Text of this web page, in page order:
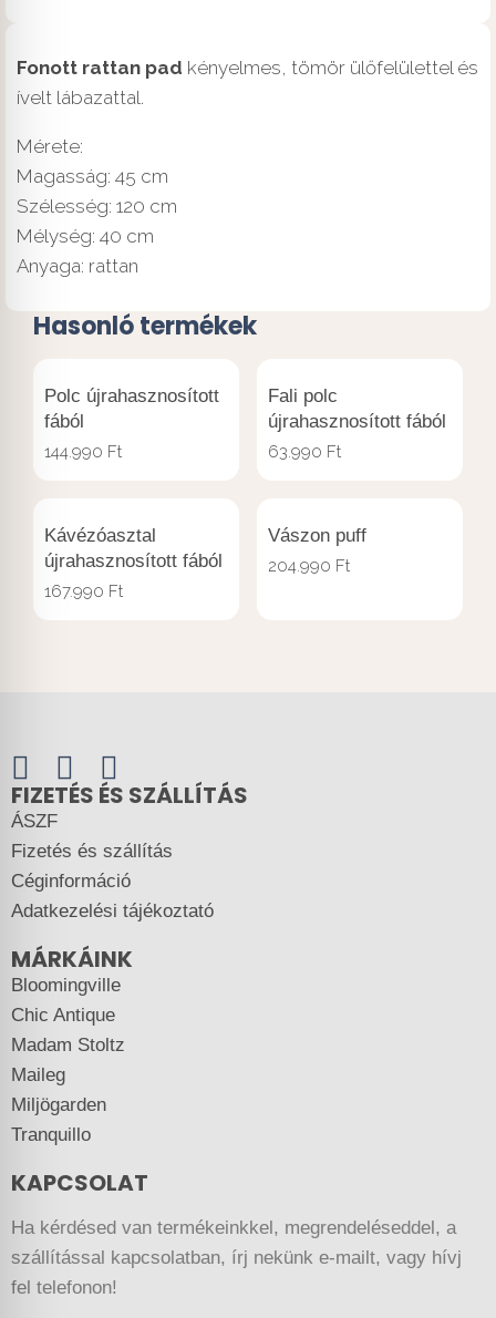
Fonott rattan pad kényelmes, tömör ülőfelülettel és
ívelt lábazattal.
Mérete:
Magasság: 45 cm
Szélesség: 120 cm
Mélység: 40 cm
Anyaga: rattan
Hasonló termékek
Polc újrahasznosított
fából
144.990 Ft
Fali polc
újrahasznosított fából
63.990 Ft
Kávézóasztal
újrahasznosított fából
167.990 Ft
Vászon puff
204.990 Ft
FIZETÉS ÉS SZÁLLÍTÁS
ÁSZF
Fizetés és szállítás
Céginformáció
Adatkezelési tájékoztató
MÁRKÁINK
Bloomingville
Chic Antique
Madam Stoltz
Maileg
Miljögarden
Tranquillo
KAPCSOLAT
Ha kérdésed van termékeinkkel, megrendeléseddel, a
szállítással kapcsolatban, írj nekünk e-mailt, vagy hívj
fel telefonon!